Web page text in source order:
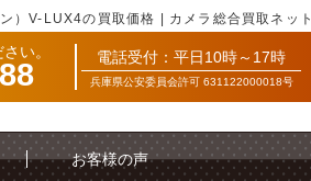
）V-LUX4の買取価格 | カメラ総合買取ネット
い。 電話受付：平日10時～17時
兵庫県公安委員会許可 631122000018号
お客様の声